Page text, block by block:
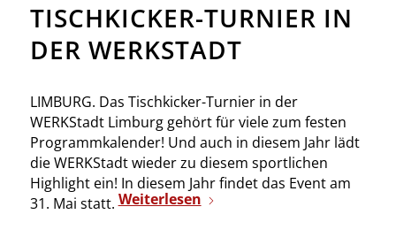
TISCHKICKER-TURNIER IN
DER WERKSTADT
LIMBURG. Das Tischkicker-Turnier in der
WERKStadt Limburg gehört für viele zum festen
Programmkalender! Und auch in diesem Jahr lädt
die WERKStadt wieder zu diesem sportlichen
Highlight ein! In diesem Jahr findet das Event am
31. Mai statt.Weiterlesen